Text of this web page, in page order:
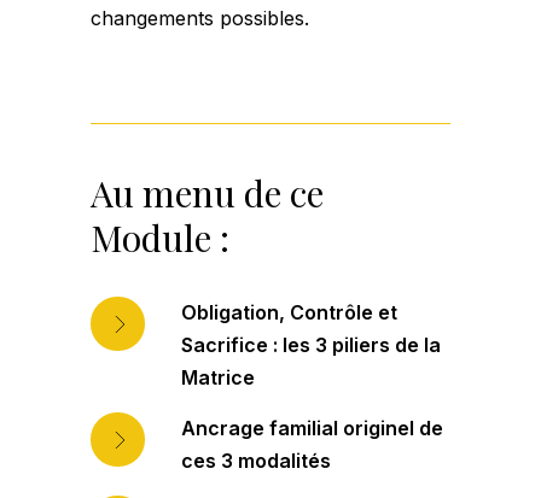
changements possibles.
Au menu de ce
Module :
Obligation, Contrôle et
Sacrifice : les 3 piliers de la
Matrice
Ancrage familial originel de
ces 3 modalités